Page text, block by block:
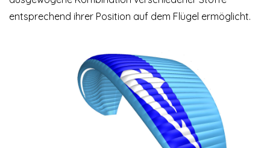
entsprechend ihrer Position auf dem Flügel ermöglicht.